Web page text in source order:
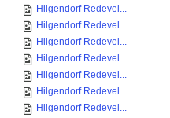
Hilgendorf Redevel...
Hilgendorf Redevel...
Hilgendorf Redevel...
Hilgendorf Redevel...
Hilgendorf Redevel...
Hilgendorf Redevel...
Hilgendorf Redevel...